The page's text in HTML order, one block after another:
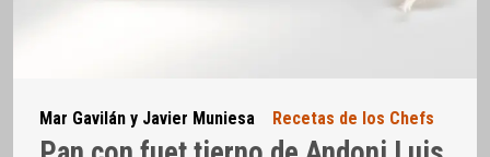
Mar Gavilán y Javier Muniesa Recetas de los Chefs